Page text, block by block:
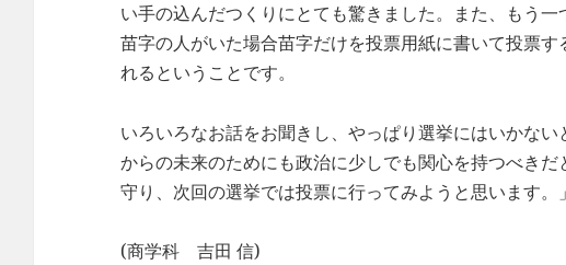
い手の込んだつくりにとても驚きました。また、もう
苗字の人がいた場合苗字だけを投票用紙に書いて投票
れるということです。
いろいろなお話をお聞きし、やっぱり選挙にはいかな
からの未来のためにも政治に少しでも関心を持つべき
守り、次回の選挙では投票に行ってみようと思います。」
(商学科 吉田 信)